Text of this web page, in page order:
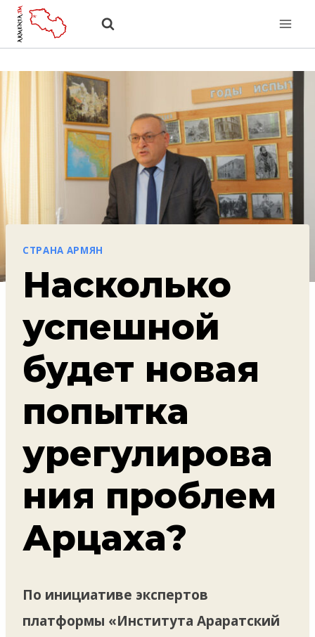
Перейти
СТРАНА АРМЯН
Насколько
успешной
будет новая
попытка
урегулирова
ния проблем
Арцаха?
По инициативе экспертов
платформы «Института Араратский